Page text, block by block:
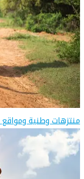
منتزهات وطنية ومواقع